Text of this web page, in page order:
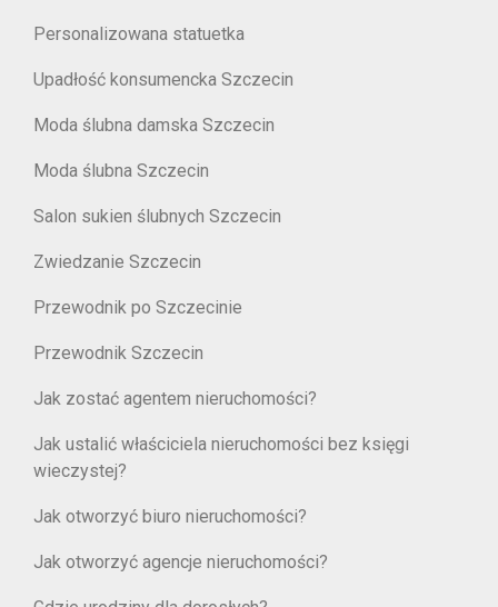
Personalizowana statuetka
Upadłość konsumencka Szczecin
Moda ślubna damska Szczecin
Moda ślubna Szczecin
Salon sukien ślubnych Szczecin
Zwiedzanie Szczecin
Przewodnik po Szczecinie
Przewodnik Szczecin
Jak zostać agentem nieruchomości?
Jak ustalić właściciela nieruchomości bez księgi
wieczystej?
Jak otworzyć biuro nieruchomości?
Jak otworzyć agencje nieruchomości?